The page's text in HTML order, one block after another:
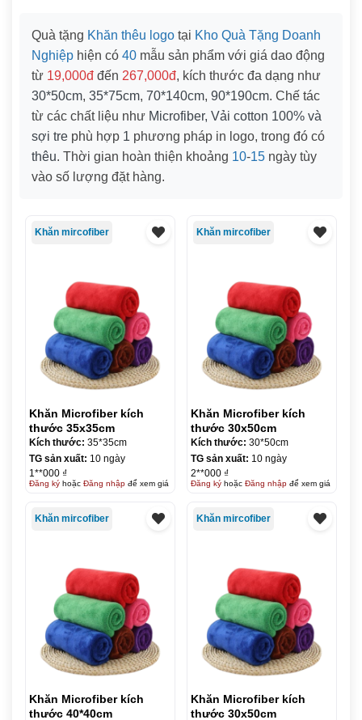
Quà tặng Khăn thêu logo tại Kho Quà Tặng Doanh
Nghiệp hiện có 40 mẫu sản phẩm với giá dao động
từ 19,000đ đến 267,000đ, kích thước đa dạng như
30*50cm, 35*75cm, 70*140cm, 90*190cm. Chế tác
từ các chất liệu như Microfiber, Vải cotton 100% và
sợi tre phù hợp 1 phương pháp in logo, trong đó có
thêu. Thời gian hoàn thiện khoảng 10-15 ngày tùy
vào số lượng đặt hàng.
Khăn mircofiber
Khăn Microfiber kích
thước 35x35cm
Kích thước: 35*35cm
TG sản xuất: 10 ngày
1**000 ₫
Đăng kýhoặc Đăng nhậpđể xem giá
Khăn mircofiber
Khăn Microfiber kích
thước 30x50cm
Kích thước: 30*50cm
TG sản xuất: 10 ngày
2**000 ₫
Đăng kýhoặc Đăng nhậpđể xem giá
Khăn mircofiber
Khăn Microfiber kích
thước 40*40cm
Khăn mircofiber
Khăn Microfiber kích
thước 30x50cm